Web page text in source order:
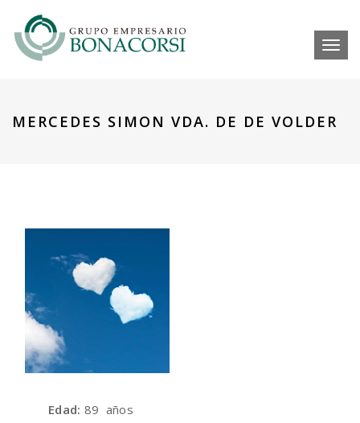
MERCEDES SIMON VDA. DE DE VOLDER
Edad: 89 años